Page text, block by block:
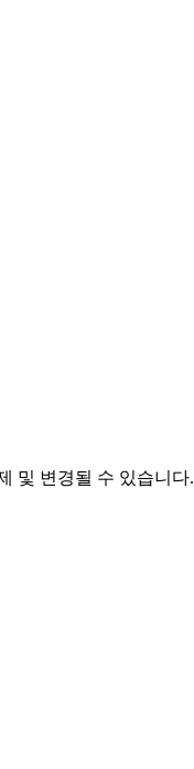
및 변경될 수 있습니다.